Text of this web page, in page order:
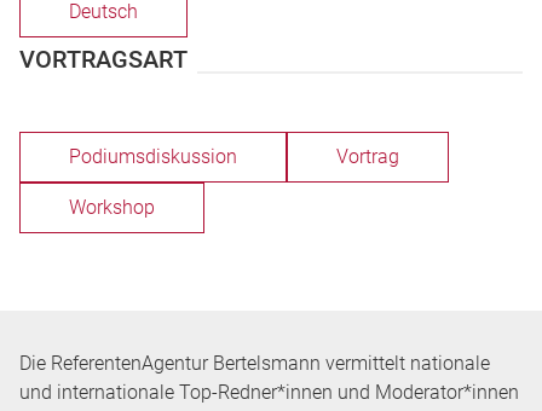
Deutsch
VORTRAGSART
Podiumsdiskussion Vortrag
Workshop
Die ReferentenAgentur Bertelsmann vermittelt nationale
und internationale Top-Redner*innen und Moderator*innen